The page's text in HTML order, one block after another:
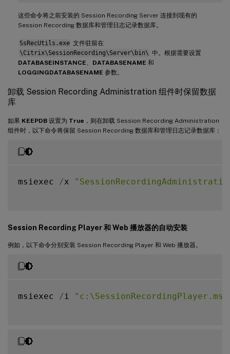
这些命令将之前安装的 Session Recording Server 连接到现有的
Session Recording 数据库和管理日志记录数据库。
SsRecUtils.exe 文件驻留在
\Citrix\SessionRecording\Server\bin\ 中。根据需要设置
DATABASEINSTANCE
DATABASENAME 和
LOGGINGDATABASENAME 参数。
卸载 Session Recording Administration 组件时保留数据
库
如果 KEEPDB 设置为 True ，则在卸载 Session Recording Administration
组件时，以下命令将保留 Session Recording 数据库和管理日志记录数据库：
msiexec /x
Session Recording Player 和 Web 播放器的自动安装
例如，以下命令分别安装 Session Recording Player 和 Web 播放器。
msiexec / i